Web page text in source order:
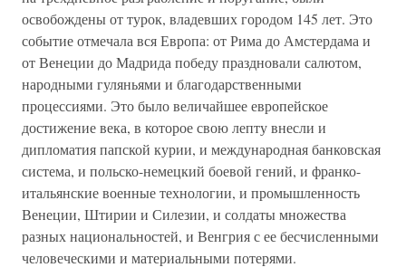
освобождены от турок, владевших городом 145 лет. Это
событие отмечала вся Европа: от Рима до Амстердама и
от Венеции до Мадрида победу праздновали салютом,
народными гуляньями и благодарственными
процессиями. Это было величайшее европейское
достижение века, в которое свою лепту внесли и
дипломатия папской курии, и международная банковская
система, и польско-немецкий боевой гений, и франко-
итальянские военные технологии, и промышленность
Венеции, Штирии и Силезии, и солдаты множества
разных национальностей, и Венгрия с ее бесчисленными
человеческими и материальными потерями.